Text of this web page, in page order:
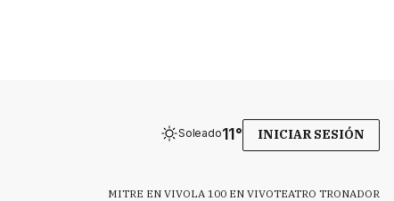
Soleado11° INICIAR SESIÓN
MITRE EN VIVOLA 100 EN VIVOTEATRO TRONADOR